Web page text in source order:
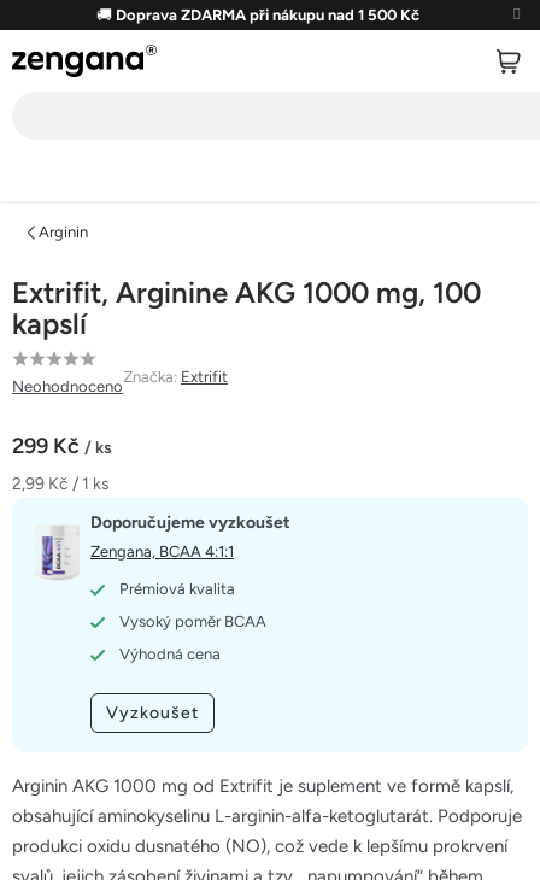
obsah
🚚 Doprava ZDARMA při nákupu nad 1 500 Kč
Arginin
Extrifit, Arginine AKG 1000 mg, 100
kapslí
Průměrné
hodnocení
je
0,0
hvězdiček.
Neohodnoceno
Značka: Extrifit
299 Kč / ks
Měrná
2,99 Kč / 1 ks
Arginin AKG 1000 mg od Extrifit je suplement ve formě kapslí,
obsahující aminokyselinu L-arginin-alfa-ketoglutarát. Podporuje
produkci oxidu dusnatého (NO), což vede k lepšímu prokrvení
Doporučujeme vyzkoušet
Zengana, BCAA 4:1:1
Prémiová kvalita
Vysoký poměr BCAA
Výhodná cena
Vyzkoušet